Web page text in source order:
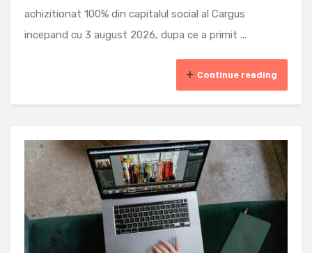
achizitionat 100% din capitalul social al Cargus
incepand cu 3 august 2026, dupa ce a primit ...
Continue reading